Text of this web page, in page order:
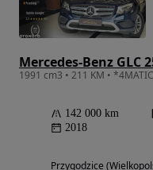
Mercedes-Benz GLC
1991 cm3 • 211 KM •
142 000 km
2018
Przygodzice